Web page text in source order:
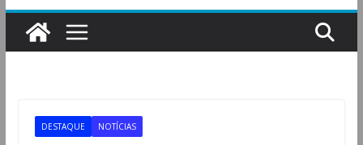
DESTAQUE NOTÍCIAS